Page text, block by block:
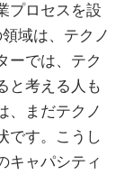
プロセスを設
域は、テクノ
ーでは、テク
と考える人も
、まだテクノ
です。こうし
キャパシティ